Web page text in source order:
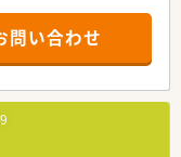
るようにしています。
お車での通勤も便利で
降のプライベート時間
談可です。
問い合わせ